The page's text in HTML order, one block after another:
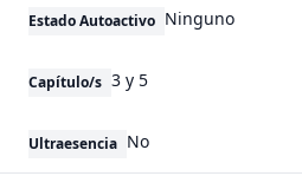
Estado Autoactivo Ninguno
Capítulo/s 3 y 5
Ultraesencia No